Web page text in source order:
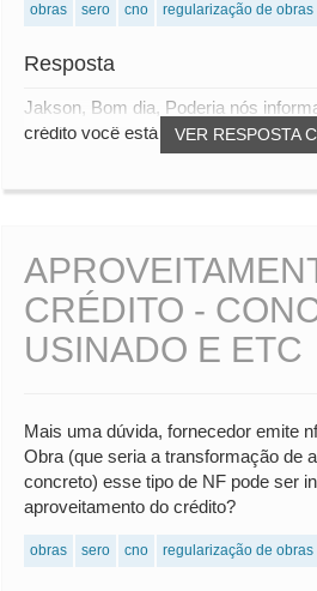
obras sero cno regularização de obras
Resposta
VER RESPOSTA
Jakson, Bom dia, Poderia nós
crédito você está se referindo.
CRÉDITO -
USINADO E ETC
Mais uma dúvida, fornecedor emite
Obra (que seria a transformação de
concreto) esse tipo de NF pode ser
aproveitamento do crédito?
obras sero cno regularização de obras